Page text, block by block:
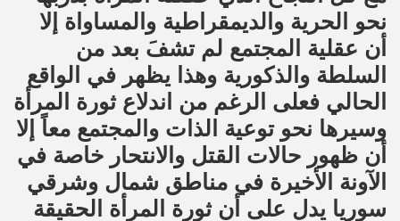
نحو الحرية والديمقراطية والمساواة إلا
أن عقلية المجتمع لم تشفَ بعد من
السلطة والذكورية وهذا يظهر في الواقع
الحالي فعلى الرغم من اندلاع ثورة المرأة
وسيرها نحو توعية الذات والمجتمع معاً إلا
أن ظهور حالات القتل والانتحار خاصة في
الآونة الأخيرة في مناطق شمال وشرقي
سوريا يدل على أن ثورة المرأة الحقيقة